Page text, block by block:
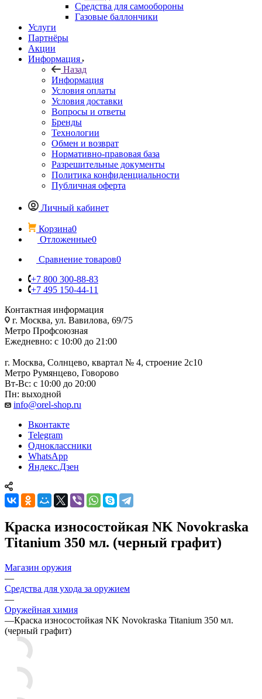
Средства для самообороны
Газовые баллончики
Услуги
Партнёры
Акции
Информация
Назад
Информация
Условия оплаты
Условия доставки
Вопросы и ответы
Бренды
Технологии
Обмен и возврат
Нормативно-правовая база
Разрешительные документы
Политика конфиденциальности
Публичная оферта
Личный кабинет
Корзина0
Отложенные0
Сравнение товаров0
+7 800 300-88-83
+7 495 150-44-11
Контактная информация
г. Москва, ул. Вавилова, 69/75
Метро Профсоюзная
Ежедневно: с 10:00 до 21:00
г. Москва, Солнцево, квартал № 4, строение 2с10
Метро Румянцево, Говорово
Вт-Вс: с 10:00 до 20:00
Пн: выходной
info@orel-shop.ru
Вконтакте
Telegram
Одноклассники
WhatsApp
Яндекс.Дзен
Краска износостойкая NK Novokraska
Titanium 350 мл. (черный графит)
Магазин оружия
—
Средства для ухода за оружием
—
Оружейная химия
—Краска износостойкая NK Novokraska Titanium 350 мл.
(черный графит)